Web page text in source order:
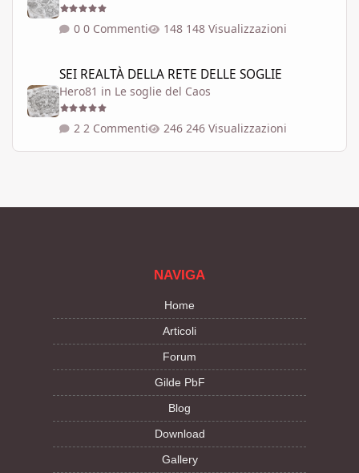
0 Commenti 148 Visualizzazioni
SEI REALTÀ DELLA RETE DELLE SOGLIE
Hero81 in Le soglie del Caos
2 Commenti 246 Visualizzazioni
NAVIGA
Home
Articoli
Forum
Gilde PbF
Blog
Download
Gallery